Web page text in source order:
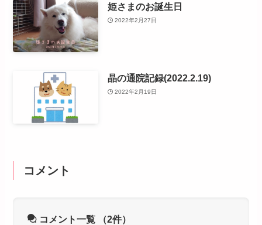
姫さまのお誕生日
2022年2月27日
晶の通院記録(2022.2.19)
2022年2月19日
コメント
コメント一覧 （2件）